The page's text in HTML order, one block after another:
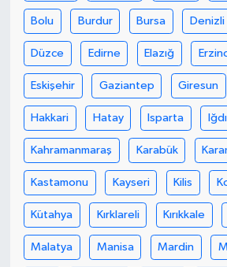
Bolu Burdur Bursa Denizli
Düzce Edirne Elazığ
Eskişehir Gaziantep Giresun
Hakkari Hatay Isparta
Kahramanmaraş Karabük
Kastamonu Kayseri Kilis
Kütahya Kırklareli Kırıkkale
Malatya Manisa Mardin